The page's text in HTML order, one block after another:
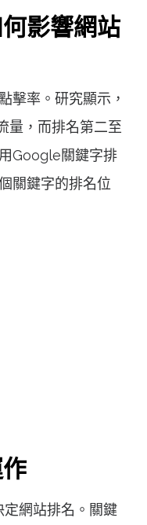
影響網站
擊率。研究顯示，
量，而排名第二至
Google關鍵字排
關鍵字的排名位
網站排名。關鍵